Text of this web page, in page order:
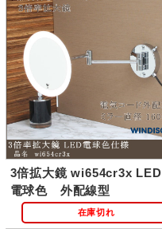
3倍拡大鏡 wi654cr3x LED
電球色 外配線型
在庫切れ